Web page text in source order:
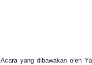
Acara yang dibawakan oleh